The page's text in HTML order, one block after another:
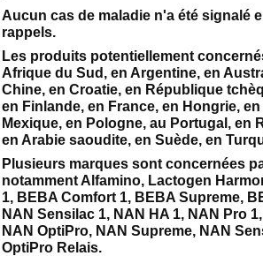
Aucun cas de maladie n'a été signalé
rappels.
Les produits potentiellement
Afrique du Sud, en Argentine, en
Chine, en Croatie, en République
en Finlande, en France, en Hongrie,
Mexique, en Pologne, au Portugal, en
en Arabie saoudite, en Suède, en
Plusieurs marques sont concernées
notamment Alfamino, Lactogen
1, BEBA Comfort 1, BEBA Supreme,
NAN Sensilac 1, NAN HA 1, NAN Pro
NAN OptiPro, NAN Supreme, NAN
OptiPro Relais.